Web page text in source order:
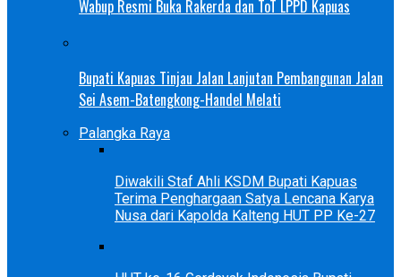
Wabup Resmi Buka Rakerda dan ToT LPPD Kapuas
Bupati Kapuas Tinjau Jalan Lanjutan Pembangunan Jalan
Sei Asem-Batengkong-Handel Melati
Palangka Raya
Diwakili Staf Ahli KSDM Bupati Kapuas
Terima Penghargaan Satya Lencana Karya
Nusa dari Kapolda Kalteng HUT PP Ke-27